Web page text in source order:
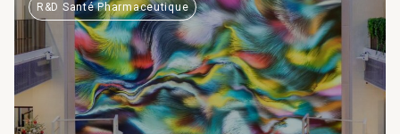
R&D Santé Pharmaceutique